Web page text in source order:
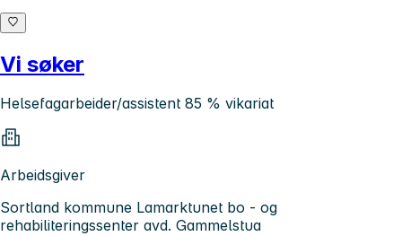
Vi søker
Helsefagarbeider/assistent 85 % vikariat
Arbeidsgiver
Sortland kommune Lamarktunet bo - og
rehabiliteringssenter avd. Gammelstua